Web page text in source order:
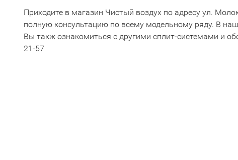
Приходите в магазин Чистый воздух по адресу ул.
полную консультацию по всему модельному ряду. В
Вы такж ознакомиться с другими сплит-системами и
21-57